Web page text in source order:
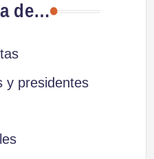
de…
y presidentes